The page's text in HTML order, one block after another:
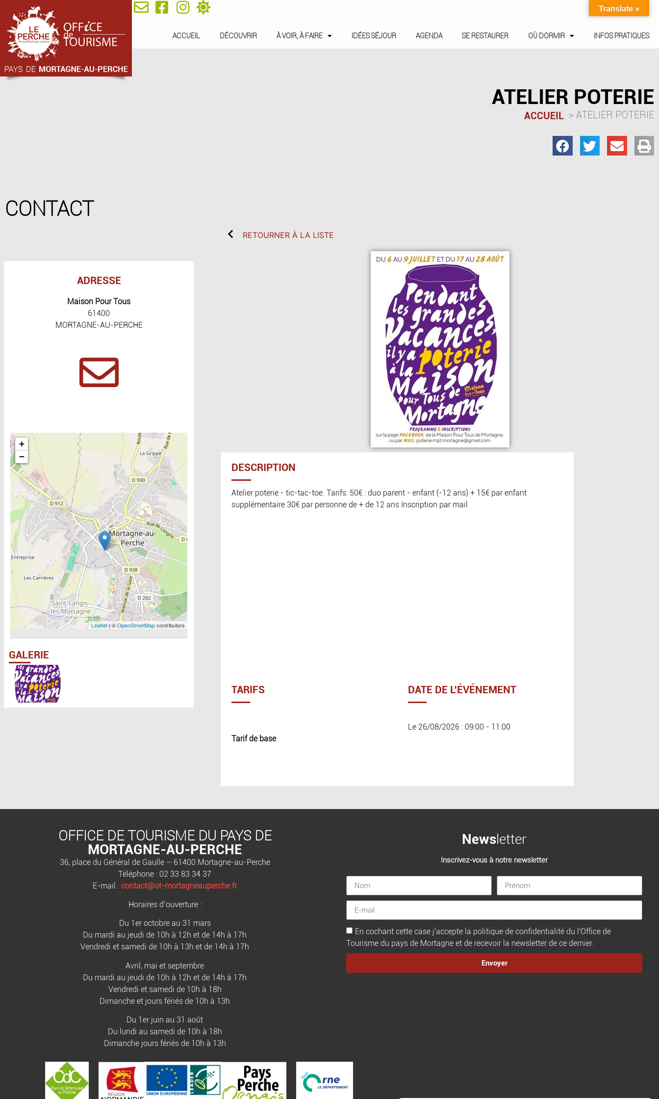
ACCUEIL DÉCOUVRIR À VOIR, À FAIRE IDÉES SÉJOUR AGENDA SE RESTAURER OÙ DORMIR INFOS PRATIQUES
ATELIER POTERIE
ACCUEIL ATELIER POTERIE
CONTACT
ADRESSE
Maison Pour Tous
61400
MORTAGNE-AU-PERCHE
Include la carte
+
−
Leaflet| ©OpenStreetMapcontributors
GALERIE
RETOURNER À LA LISTE
DESCRIPTION
Atelier poterie - tic-tac-toe. Tarifs: 50€ : duo parent - enfant (-12 ans) + 15€ par enfant
supplémentaire 30€ par personne de + de 12 ans Inscription par mail
TARIFS
Tarif de base
DATE DE L'ÉVÉNEMENT
Le 26/08/2026 : 09:00 - 11:00
OFFICE DE TOURISME DU PAYS DE
MORTAGNE-AU-PERCHE
36, place du Général de Gaulle – 61400 Mortagne-au-Perche
Téléphone : 02 33 83 34 37
E-mail : contact@ot-mortagneauperche.fr
Horaires d’ouverture :
Du 1er octobre au 31 mars
Du mardi au jeudi de 10h à 12h et de 14h à 17h
Vendredi et samedi de 10h à 13h et de 14h à 17h
Avril, mai et septembre
Du mardi au jeudi de 10h à 12h et de 14h à 17h
Vendredi et samedi de 10h à 18h
Dimanche et jours fériés de 10h à 13h
Du 1er juin au 31 août
Du lundi au samedi de 10h à 18h
Dimanche jours fériés de 10h à 13h
Newsletter
Inscrivez-vous à notre newsletter
En cochant cette case j'accepte la politique de confidentialité du l'Office de
Tourisme du pays de Mortagne et de recevoir la newsletter de ce dernier.
Envoyer
Translate »